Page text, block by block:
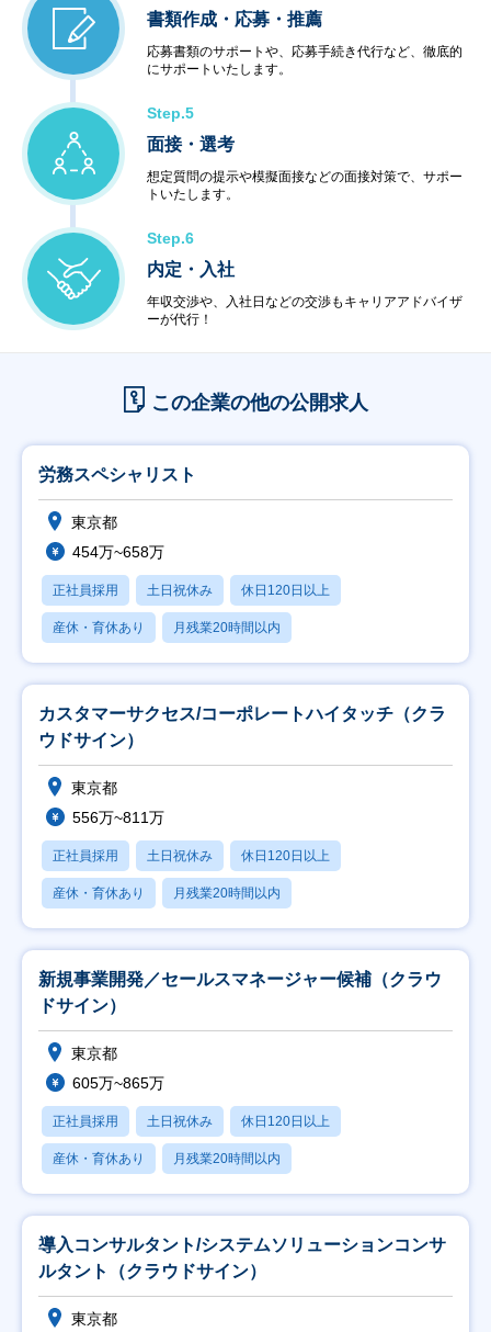
書類作成・応募・推薦
応募書類のサポートや、応募手続き代行など、徹底的
にサポートいたします。
Step.5
面接・選考
想定質問の提示や模擬面接などの面接対策で、サポー
トいたします。
Step.6
内定・入社
年収交渉や、入社日などの交渉もキャリアアドバイザ
ーが代行！
この企業の他の公開求人
労務スペシャリスト
東京都
454万~658万
正社員採用 土日祝休み 休日120日以上
産休・育休あり 月残業20時間以内
カスタマーサクセス/コーポレートハイタッチ（クラ
ウドサイン）
東京都
556万~811万
正社員採用 土日祝休み 休日120日以上
産休・育休あり 月残業20時間以内
新規事業開発／セールスマネージャー候補（クラウ
ドサイン）
東京都
605万~865万
正社員採用 土日祝休み 休日120日以上
産休・育休あり 月残業20時間以内
導入コンサルタント/システムソリューションコンサ
ルタント（クラウドサイン）
東京都